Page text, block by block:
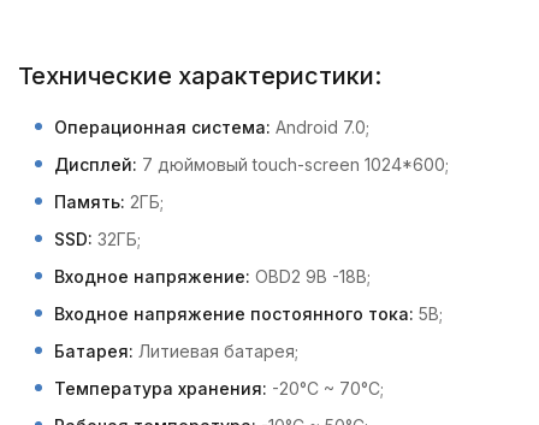
Технические характеристики:
Операционная система: Android 7.0;
Дисплей: 7 дюймовый touch-screen 1024*600;
Память: 2ГБ;
SSD: 32ГБ;
Входное напряжение: OBD2 9В -18В;
Входное напряжение постоянного тока: 5В;
Батарея: Литиевая батарея;
Температура хранения: -20°C ~ 70°C;